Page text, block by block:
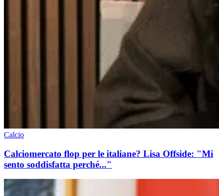
Calcio
Calciomercato flop per le italiane? Lisa Offside: "Mi
sento soddisfatta perché..."